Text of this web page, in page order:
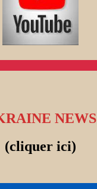
NEWS
(cliquer ici)